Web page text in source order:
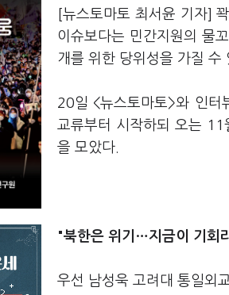
[뉴스토마토 최서윤 기자]
이슈보다는 민간지원의 물
개를 위한 당위성을 가질 수
20일 <뉴스토마토>와 인터
교류부터 시작하되 오는 11
을 모았다.
"북한은 위기…지금이 기회
우선 남성욱 고려대 통일외